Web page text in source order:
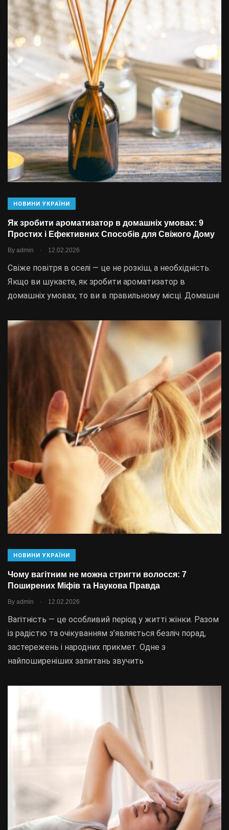
НОВИНИ УКРАЇНИ
Як зробити ароматизатор в домашніх умовах: 9
Простих і Ефективних Способів для Свіжого Дому
By admin . 12.02.2026
Свіже повітря в оселі — це не розкіш, а необхідність.
Якщо ви шукаєте, як зробити ароматизатор в
домашніх умовах, то ви в правильному місці. Домашні
НОВИНИ УКРАЇНИ
Чому вагітним не можна стригти волосся: 7
Поширених Міфів та Наукова Правда
By admin . 12.02.2026
Вагітність — це особливий період у житті жінки. Разом
із радістю та очікуванням з’являється безліч порад,
застережень і народних прикмет. Одне з
найпоширеніших запитань звучить